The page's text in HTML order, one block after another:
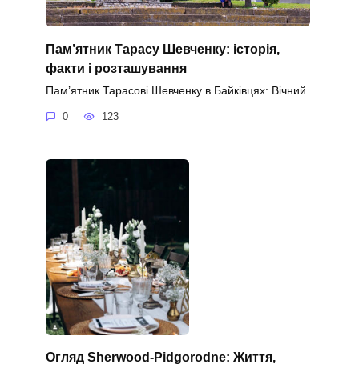
Пам’ятник Тарасу Шевченку: історія,
факти і розташування
Пам’ятник Тарасові Шевченку в Байківцях: Вічний
0 123
Огляд Sherwood-Pidgorodne: Життя,